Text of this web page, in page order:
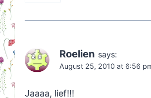
Roelien says:
August 25, 2010 at 6:56
Jaaaa, lief!!!